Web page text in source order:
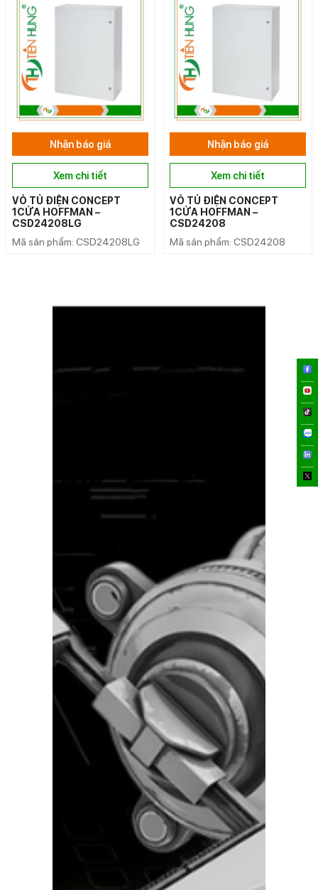
Nhận báo giá
Xem chi tiết
VỎ TỦ ĐIỆN CONCEPT
1CỬA HOFFMAN –
CSD24208LG
Mã sản phẩm: CSD24208LG
Nhận báo giá
Xem chi tiết
VỎ TỦ ĐIỆN CONCEPT
1CỬA HOFFMAN –
CSD24208
Mã sản phẩm: CSD24208